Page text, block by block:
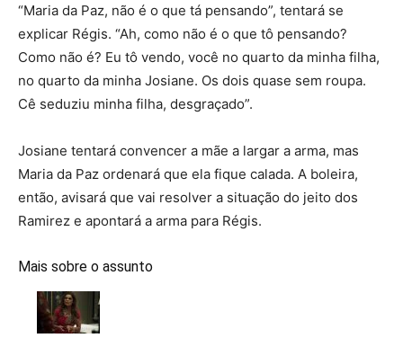
“Maria da Paz, não é o que tá pensando”, tentará se
explicar Régis. “Ah, como não é o que tô pensando?
Como não é? Eu tô vendo, você no quarto da minha filha,
no quarto da minha Josiane. Os dois quase sem roupa.
Cê seduziu minha filha, desgraçado”.
Josiane tentará convencer a mãe a largar a arma, mas
Maria da Paz ordenará que ela fique calada. A boleira,
então, avisará que vai resolver a situação do jeito dos
Ramirez e apontará a arma para Régis.
Mais sobre o assunto